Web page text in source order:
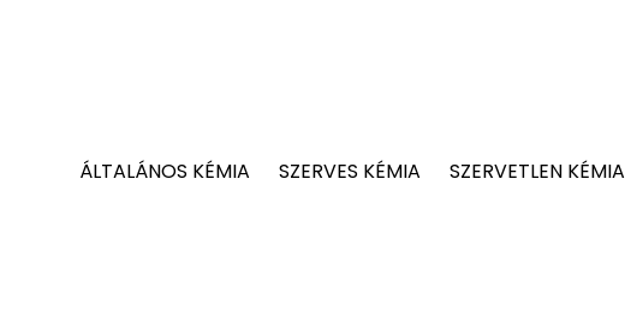
ÁLTALÁNOS KÉMIA SZERVES KÉMIA SZERVETLEN KÉMIA